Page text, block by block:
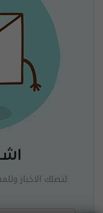
لتصلك الاخبار